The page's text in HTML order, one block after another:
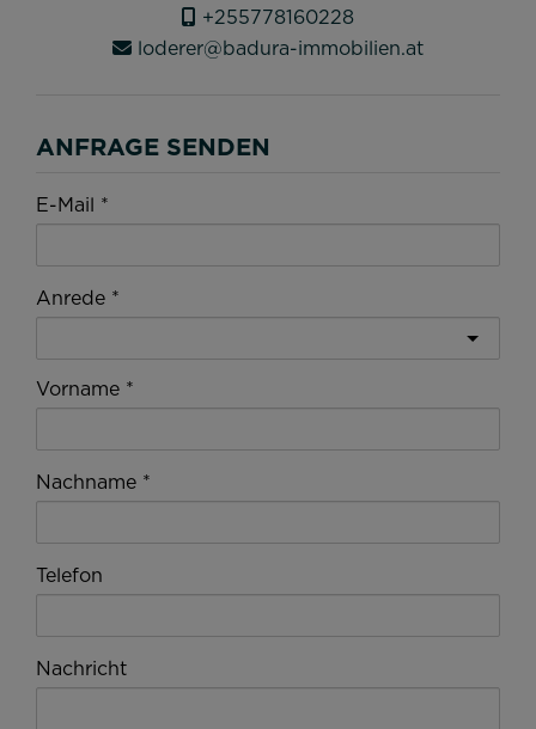
+255778160228
loderer@badura-immobilien.at
ANFRAGE SENDEN
E-Mail
Anrede
Vorname
Nachname
Telefon
Nachricht